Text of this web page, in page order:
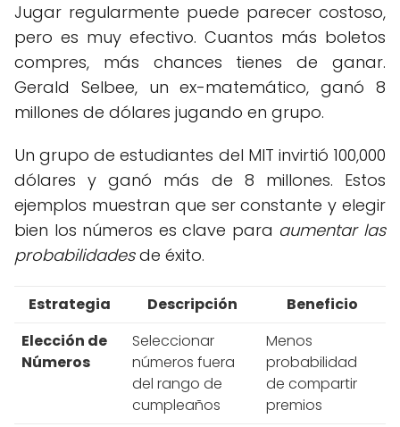
Jugar regularmente puede parecer costoso,
pero es muy efectivo. Cuantos más boletos
compres, más chances tienes de ganar.
Gerald Selbee, un ex-matemático, ganó 8
millones de dólares jugando en grupo.
Un grupo de estudiantes del MIT invirtió 100,000
dólares y ganó más de 8 millones. Estos
ejemplos muestran que ser constante y elegir
bien los números es clave para aumentar las
probabilidadesde éxito.
Estrategia Descripción
Beneficio
Elección de
Números
Seleccionar
números fuera
del rango de
cumpleaños
Menos
probabilidad
de compartir
premios